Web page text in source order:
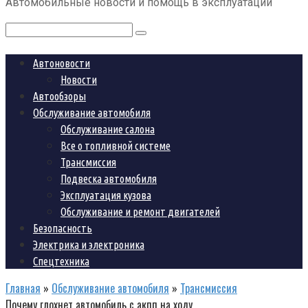
Поиск:
Автоновости
Новости
Автообзоры
Обслуживание автомобиля
Обслуживание салона
Все о топливной системе
Трансмиссия
Подвеска автомобиля
Эксплуатация кузова
Обслуживание и ремонт двигателей
Безопасность
Электрика и электроника
Спецтехника
Главная » Обслуживание автомобиля » Трансмиссия
Почему глохнет автомобиль с акпп на ходу